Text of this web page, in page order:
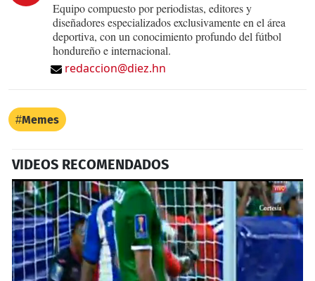
Equipo compuesto por periodistas, editores y
diseñadores especializados exclusivamente en el área
deportiva, con un conocimiento profundo del fútbol
hondureño e internacional.
redaccion@diez.hn
Memes
VIDEOS RECOMENDADOS